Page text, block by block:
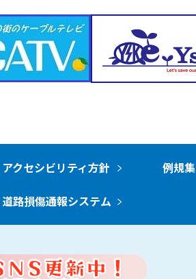
アクセシビリティ方針 例規集
道路損傷通報システム